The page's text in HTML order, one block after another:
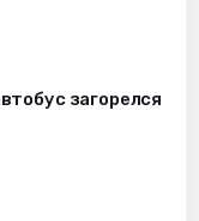
загорелся